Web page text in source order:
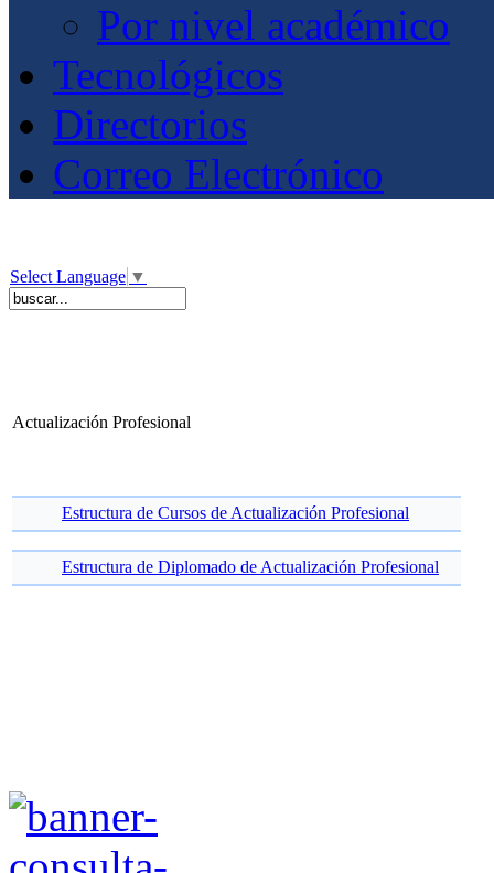
Por nivel académico
Tecnológicos
Directorios
Correo Electrónico
Select Language ▼
Actualización Profesional
Estructura de Cursos de Actualización Profesional
Estructura de Diplomado de Actualización Profesional